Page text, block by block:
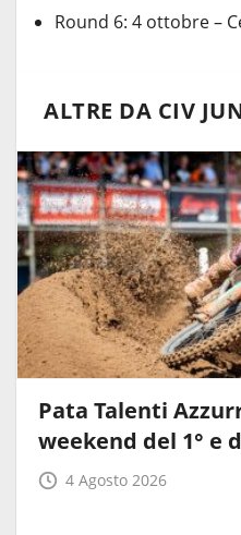
Round 6: 4 ottobre –
ALTRE DA CIV
Pata Talenti
weekend del 1° e
4 Agosto 2026